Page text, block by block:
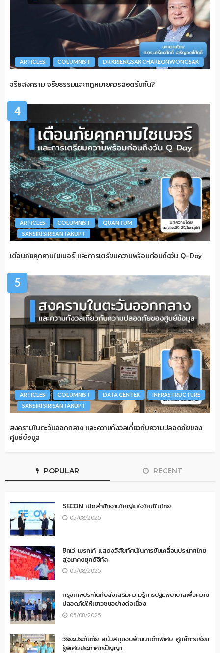
ARTICLES COLUMNIST DR.KRIENGSAK CHAREONWONGSAK
จริยสงคราม จริยธรรมและกฎหมายควรสอดรับกัน?
4
ARTICLES COLUMNIST
QUANTUM
SANSIRI SIRISANTAKUPT
เตือนภัยคุกคามไซเบอร์ และการเตรียมความพร้อมก่อนถึงวัน Q-Day
5
ARTICLES COLUMNIST DATA CENTER
INFRASTRUCTURE
SANSIRI SIRISANTAKUPT
สงครามในตะวันออกกลาง และความกังวลเกี่ยวกับความปลอดภัยของ
ศูนย์ข้อมูล
POPULAR RECENT
SECOM เปิดสำนักงานใหญ่แห่งใหม่ในไทย
05/08/2025
ซิกเว่ เบรกเก้ แสดงวิสัยทัศน์ในการขับเคลื่อนประเทศไทย
สู่อนาคตยุคดิจิทัล
05/08/2025
กรุงเทพประกันภัยส่งเสริมความรู้การปฐมพยาบาลเพื่อความ
ปลอดภัยให้เยาวชนอย่างต่อเนื่อง
05/08/2025
วิริยะประกันภัย สนับสนุนงบพัฒนาเด็กพิเศษ ศูนย์การเรียน
รู้พิเศษประภาคารปัญญา